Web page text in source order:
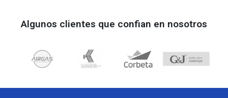
Algunos clientes que confian en nosotros